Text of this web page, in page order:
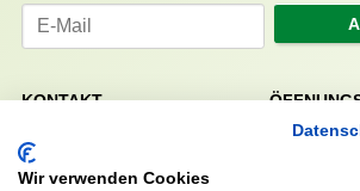
KONTAKT
Halenreie 32-34
22359 Hamburg
Wir verwenden Cookies